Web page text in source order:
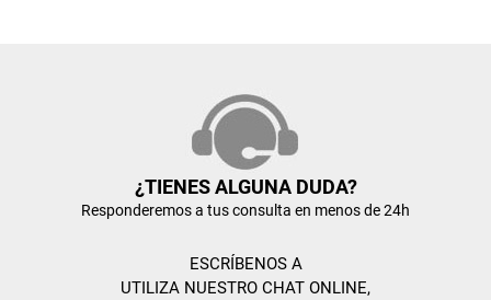
¿TIENES ALGUNA DUDA?
Responderemos a tus consulta en menos de 24h
ESCRÍBENOS A
UTILIZA NUESTRO CHAT ONLINE,